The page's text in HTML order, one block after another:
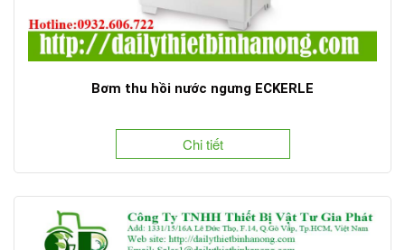
Bơm thu hồi nước ngưng ECKERLE
Chi tiết